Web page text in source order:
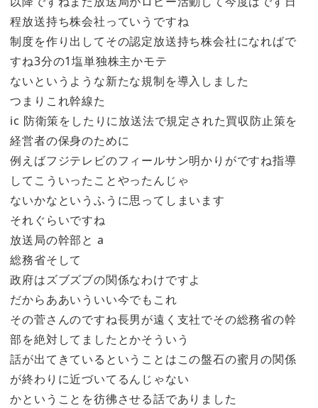
程放送持ち株会社っていうですね
制度を作り出してその認定放送持ち株会社になればで
すね3分の1塩単独株主かモテ
ないというような新たな規制を導入しました
つまりこれ幹線た
ic 防衛策をしたりに放送法で規定された買収防止策を
経営者の保身のために
例えばフジテレビのフィールサン明かりがですね指導
してこういったことやったんじゃ
ないかなというふうに思ってしまいます
それぐらいですね
放送局の幹部と a
総務省そして
政府はズブズブの関係なわけですよ
だからああいういい今でもこれ
その菅さんのですね長男が遠く支社でその総務省の幹
部を絶対してましたとかそういう
話が出てきているということはこの盤石の蜜月の関係
が終わりに近づいてるんじゃない
かということを彷彿させる話でありました